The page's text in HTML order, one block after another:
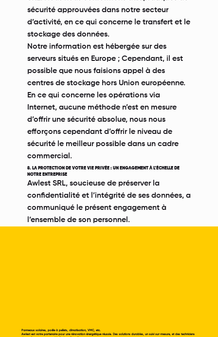
sécurité approuvées dans notre secteur
d’activité, en ce qui concerne le transfert et le
stockage des données.
Notre information est hébergée sur des
serveurs situés en Europe ; Cependant, il est
possible que nous faisions appel à des
centres de stockage hors Union européenne.
En ce qui concerne les opérations via
Internet, aucune méthode n’est en mesure
d’offrir une sécurité absolue, nous nous
efforçons cependant d’offrir le niveau de
sécurité le meilleur possible dans un cadre
commercial.
8. LA PROTECTION DE VOTRE VIE PRIVÉE : UN ENGAGEMENT À L’ÉCHELLE DE
NOTRE ENTREPRISE
Awlest SRL, soucieuse de préserver la
confidentialité et l’intégrité de ses données, a
communiqué le présent engagement à
l’ensemble de son personnel.
Panneaux solaires, poêle à pellets, climatisation, VMC, etc.
Awlest est votre partenaire pour une rénovation énergétique réussie. Des solutions durables, un suivi sur-mesure, et des techniciens